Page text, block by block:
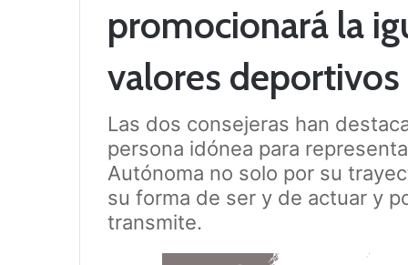
promocionará la
valores deportivos
Las dos consejeras han
persona idónea para
Autónoma no solo por su
su forma de ser y de actuar y
transmite.